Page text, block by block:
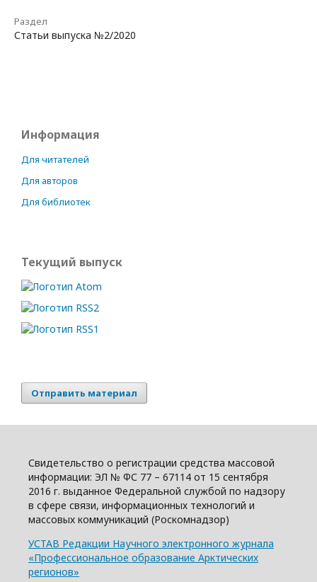
Раздел
Статьи выпуска №2/2020
Информация
Для читателей
Для авторов
Для библиотек
Текущий выпуск
Отправить материал
Свидетельство о регистрации средства массовой
информации: ЭЛ № ФС 77 – 67114 от 15 сентября
2016 г. выданное Федеральной службой по надзору
в сфере связи, информационных технологий и
массовых коммуникаций (Роскомнадзор)
УСТАВ Редакции Научного электронного журнала
«Профессиональное образование Арктических
регионов»